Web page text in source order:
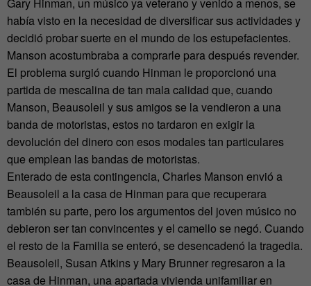
había visto en la necesidad de diversificar sus actividades y
decidió probar suerte en el mundo de los estupefacientes.
Manson acostumbraba a comprarle para después revender.
El problema surgió cuando Hinman le proporcionó una
partida de mescalina de tan mala calidad que, cuando
Manson, Beausoleil y sus amigos se la vendieron a una
banda de motoristas, estos no tardaron en exigir la
devolución del dinero con esos modales tan particulares
que emplean las bandas de motoristas.
Enterado de esta contingencia, Charles Manson envió a
Beausoleil a la casa de Hinman para que recuperara
también su parte, pero los argumentos del joven músico no
debieron ser tan convincentes y el camello se negó. Cuando
el resto de la Familia se enteró, se desencadenó la tragedia.
Beausoleil, Susan Atkins y Mary Brunner regresaron a la
casa de Hinman, una apartada vivienda unifamiliar en